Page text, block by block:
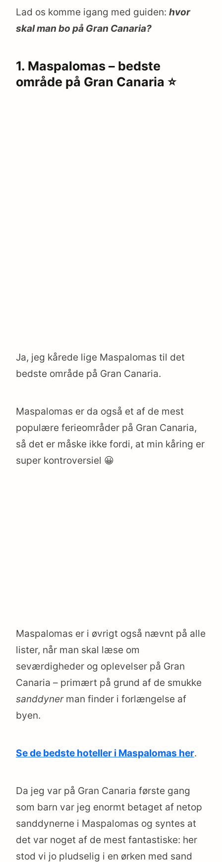
Lad os komme igang med guiden: hvor
skal man bo på Gran Canaria?
1. Maspalomas – bedste
område på Gran Canaria ⭐️
Ja, jeg kårede lige Maspalomas til det
bedste område på Gran Canaria.
Maspalomas er da også et af de mest
populære ferieområder på Gran Canaria,
så det er måske ikke fordi, at min kåring er
super kontroversiel 😀
Maspalomas er i øvrigt også nævnt på alle
lister, når man skal læse om
seværdigheder og oplevelser på Gran
Canaria – primært på grund af de smukke
sanddynerman finder i forlængelse af
byen.
Se de bedste hoteller i Maspalomas her.
Da jeg var på Gran Canaria første gang
som barn var jeg enormt betaget af netop
sanddynerne i Maspalomas og syntes at
det var noget af de mest fantastiske: her
stod vi jo pludselig i en ørken med sand